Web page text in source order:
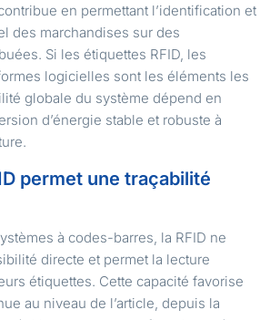
en permettant l’identification et
des marchandises sur des
Si les étiquettes RFID, les
logicielles sont les éléments les
globale du système dépend en
d’énergie stable et robuste à
permet une traçabilité
à codes-barres, la RFID ne
directe et permet la lecture
étiquettes. Cette capacité favorise
au niveau de l’article, depuis la